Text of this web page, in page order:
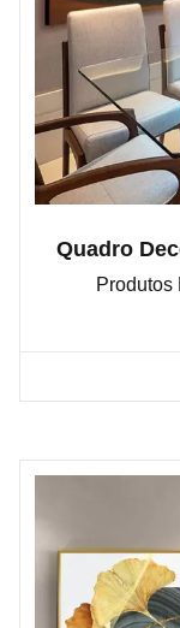
Quadro
Produtos